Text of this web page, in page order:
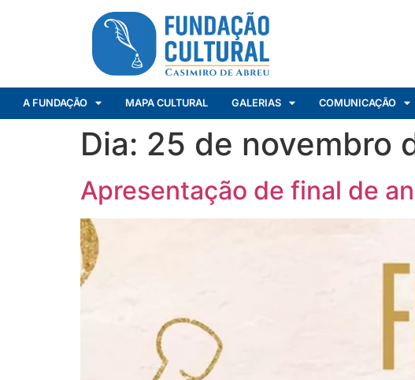
A FUNDAÇÃO MAPA CULTURAL GALERIAS COMUNICAÇÃO
Dia: 25 de novembro
Apresentação de final de